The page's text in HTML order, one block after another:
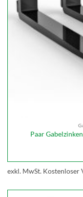
Paar
exkl. MwSt. Kostenloser